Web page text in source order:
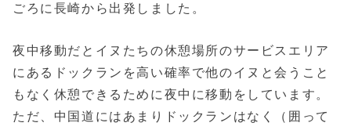
ごろに長崎から出発しました。
夜中移動だとイヌたちの休憩場所のサービスエリア
にあるドックランを高い確率で他のイヌと会うこと
もなく休憩できるために夜中に移動をしています。
ただ、中国道にはあまりドックランはなく（囲って